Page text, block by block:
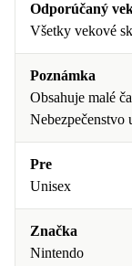
Odporúčaný
Všetky vekové
Poznámka
Obsahuje malé
Nebezpečenstvo
Pre
Unisex
Značka
Nintendo